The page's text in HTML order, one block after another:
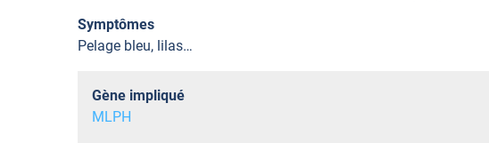
Symptômes
Pelage bleu, lilas…
Gène impliqué
MLPH